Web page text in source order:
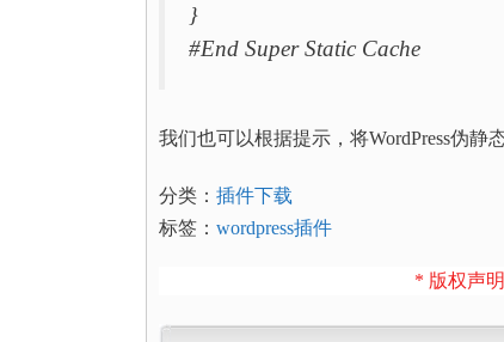
}
#End Super Static Cache
我们也可以根据提示，将WordPress伪静
分类： 插件下载
标签： wordpress插件
* 版权声